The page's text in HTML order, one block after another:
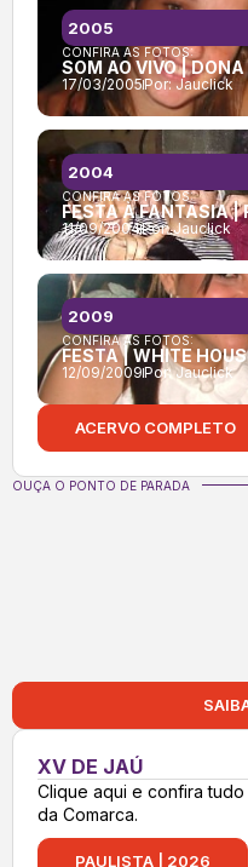
CONFIRA AS FOTOS:
SOM AO VIVO |
17/03/2005Por:Jauclick
2005
CONFIRA AS FOTOS:
FESTA À FANTASIA |
11/09/2004Por:Jauclick
2004
CONFIRA AS FOTOS:
FESTA | WHITE
12/09/2009Por:Jauclick
2009
ACERVO COMPLETO
OUÇA O PONTO DE PARADA
XV DE JAÚ
Clique aqui e confira
da Comarca.
PAULISTA | 2026